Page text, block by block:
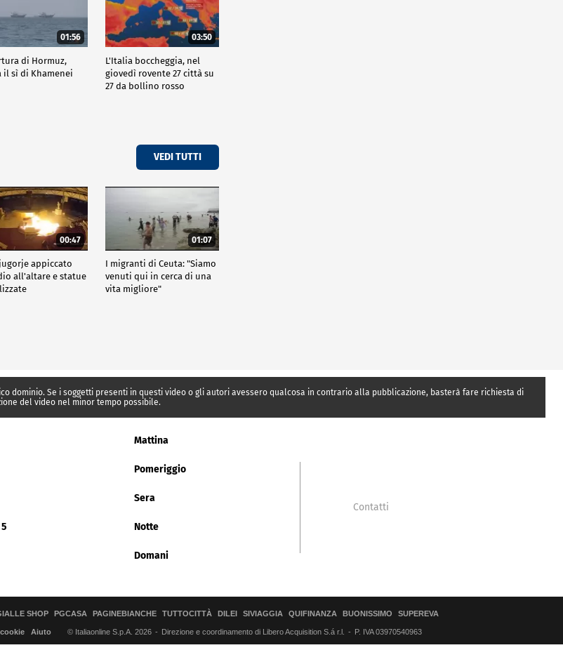
01:56
di Hormuz,
il sì di Khamenei
03:50
L'Italia boccheggia, nel
giovedì rovente 27 città su
27 da bollino rosso
VEDI TUTTI
00:47
appiccato
all'altare e statue
01:07
I migranti di Ceuta: "Siamo
venuti qui in cerca di una
vita migliore"
dominio. Se i soggetti presenti in questi video o gli autori avessero qualcosa in contrario alla pubblicazione, basterà fare richiesta di
del video nel minor tempo possibile.
Mattina
Pomeriggio
Sera
Notte
Domani
Contatti
SHOP PGCASA PAGINEBIANCHE TUTTOCITTÀ DILEI SIVIAGGIA QUIFINANZA BUONISSIMO SUPEREVA
Aiuto © Italiaonline S.p.A. 2026 Direzione e coordinamento di Libero Acquisition S.á r.l. P. IVA 03970540963